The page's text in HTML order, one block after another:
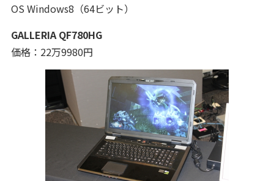
OS Windows8（64ビット）
GALLERIA QF780HG
価格：22万9980円